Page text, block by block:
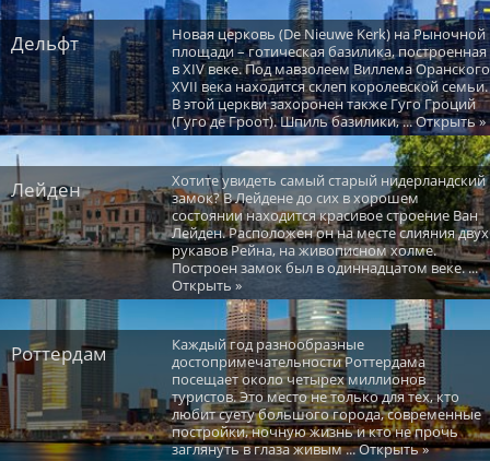
Дельфт
Новая церковь (De Nieuwe Kerk) на Рыночной
площади – готическая базилика, построенная
в XIV веке. Под мавзолеем Виллема Оранского
XVII века находится склеп королевской семьи.
В этой церкви захоронен также Гуго Гроций
(Гуго де Гроот). Шпиль базилики, ... Открыть »
Лейден
Хотите увидеть самый старый нидерландский
замок? В Лейдене до сих в хорошем
состоянии находится красивое строение Ван
Лейден. Расположен он на месте слияния двух
рукавов Рейна, на живописном холме.
Построен замок был в одиннадцатом веке. ...
Открыть »
Роттердам
Каждый год разнообразные
достопримечательности Роттердама
посещает около четырех миллионов
туристов. Это место не только для тех, кто
любит суету большого города, современные
постройки, ночную жизнь и кто не прочь
заглянуть в глаза живым ... Открыть »